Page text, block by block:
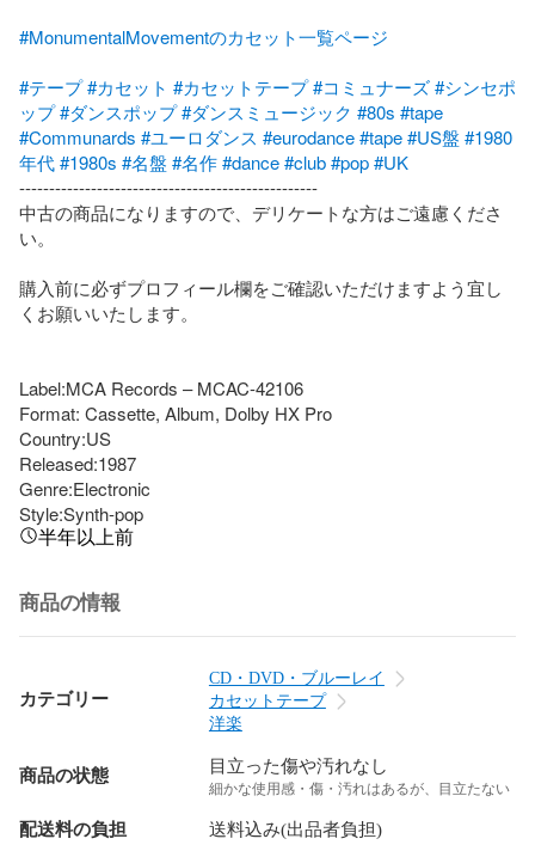
#MonumentalMovementのカセット一覧ページ
#テープ#カセット #カセットテープ#コミュナーズ#シンセポ
ップ#ダンスポップ#ダンスミュージック #80s #tape
#Communards #ユーロダンス #eurodance#tape#US盤 #1980
年代#1980s #名盤 #名作#dance#club#pop#UK
--------------------------------------------------
中古の商品になりますので、デリケートな方はご遠慮くださ
い。
購入前に必ずプロフィール欄をご確認いただけますよう宜し
くお願いいたします。
Label:MCA Records – MCAC-42106
Format: Cassette, Album, Dolby HX Pro
Country:US
Released:1987
Genre:Electronic
Style:Synth-pop
半年以上前
商品の情報
カテゴリー
CD・DVD・ブルーレイ
カセットテープ
洋楽
商品の状態 目立った傷や汚れなし
細かな使用感・傷・汚れはあるが、目立たない
配送料の負担 送料込み(出品者負担)